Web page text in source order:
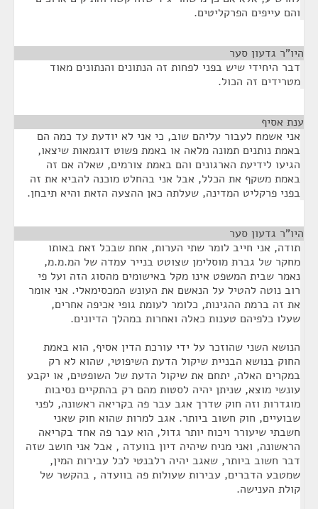
והם עייפים הפרקליטים.
היו"ר גדעון סער
דבר היחידי שיש בפני לפחות זה הנתונים והנתונים מאוד
מטרידים זה הכול.
ענת אסיף
אני אשמח לעבור עליהם שוב, כי אני לא יודעת עד כמה הם
באמת נותנים תמונה מלאה או באמת פשוט דוגמאות שיצאו,
הגיעו לידיעת הארגונים והם באמת צורמים, שאלה אם זה
באמת משקף את הכלל, אבל אני בהחלט מוכנה להביא את זה
בפני פרקליט המדינה, שעלתה כאן ההצעה הזאת והיא תיבחן.
היו"ר גדעון סער
תודה, אני חייב לומר שתי הערות, אחת שבכל זאת באותו
מחקר של גברת מוסלימן שצוטט בנייר עמדה של המ.מ.מ,
נאמר שבית המשפט אינו מקל באישומים מהסוג הזה ועל פי
רוב נוטה להטיל על הנאשם את העונש המכסימאלי. אני אומר
את זה ברמת ההגינות, כלומר לעומת גופי אכיפה אחרים,
שעלו כלפיהם טענות כאלה ואחרות במהלך הדיונים.
הנושא השני שהוזכר על ידי עורכת הדין אסיף, הוא באמת
החוק בנושא הבניית שיקול הדעת השיפוטי, שהוא לא רק
במקרים האלה, יתחם את שיקול הדעת של השופטים, או יקבע
עונשי מוצא, שניתן יהיה לסטות מהם רק בהתקיים נסיבות
מוגדרות וזה חוק שדרך אגב עבר פה בקריאה ראשונה, לפני
שבועיים, חוק חשוב ביותר. אגב למרות שהוא חוק שאני
חשבתי שיעורר ויכוח יותר גדול, הוא עבר פה אחד בקריאה
הראשונה, ואני מניח שיהיה דיון בוועדה , אבל אני חושב שזה
דבר חשוב ביותר, שאגב יהיה רלבנטי לכל עבירות המין,
שמטבע הדברים, עבירות שעולות פה בוועדה , בהקשר של
קולת הענישה.